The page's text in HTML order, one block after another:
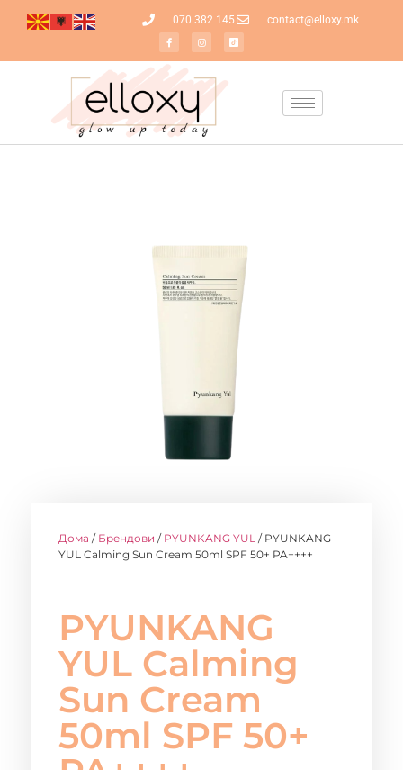
070 382 145 contact@elloxy.mk
Дома / Брендови / PYUNKANG YUL / PYUNKANG
YUL Calming Sun Cream 50ml SPF 50+ PA++++
PYUNKANG
YUL Calming
Sun Cream
50ml SPF 50+